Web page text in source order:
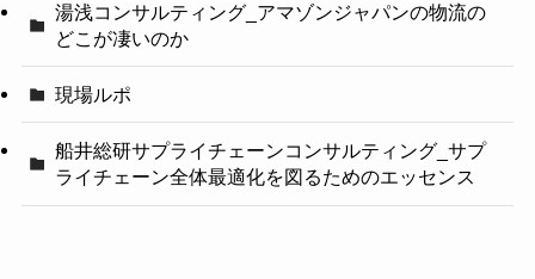
湯浅コンサルティング_アマゾンジャパンの物流の
どこが凄いのか
現場ルポ
船井総研サプライチェーンコンサルティング_サプ
ライチェーン全体最適化を図るためのエッセンス